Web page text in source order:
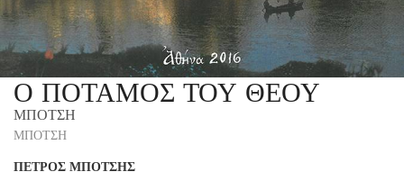
Ο ΠΟΤΑΜΟΣ ΤΟΥ ΘΕΟΥ
ΜΠΟΤΣΗ
ΜΠΟΤΣΗ
ΠΕΤΡΟΣ ΜΠΟΤΣΗΣ